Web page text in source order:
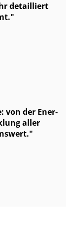
detailliert
von der En­er­
aller